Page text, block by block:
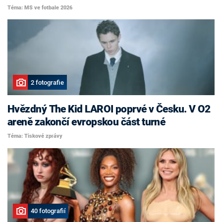
Téma: MS ve fotbale 2026
2 fotografie
Hvězdný The Kid LAROI poprvé v Česku. V O2
areně zakončí evropskou část turné
Téma: Tiskové zprávy
40 fotografií